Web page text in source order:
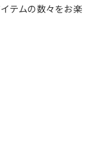
テムの数々をお楽